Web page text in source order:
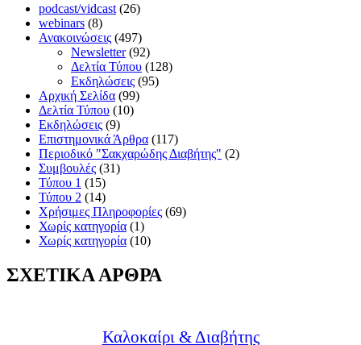
podcast/vidcast (26)
webinars (8)
Ανακοινώσεις (497)
Newsletter(92)
Δελτία Τύπου (128)
Εκδηλώσεις (95)
Αρχική Σελίδα (99)
Δελτία Τύπου (10)
Εκδηλώσεις (9)
Επιστημονικά Άρθρα (117)
Περιοδικό "Σακχαρώδης Διαβήτης" (2)
Συμβουλές (31)
Τύπου 1 (15)
Τύπου 2 (14)
Χρήσιμες Πληροφορίες (69)
Χωρίς κατηγορία (1)
Χωρίς κατηγορία (10)
ΣΧΕΤΙΚΑ ΑΡΘΡΑ
Καλοκαίρι & Διαβήτης